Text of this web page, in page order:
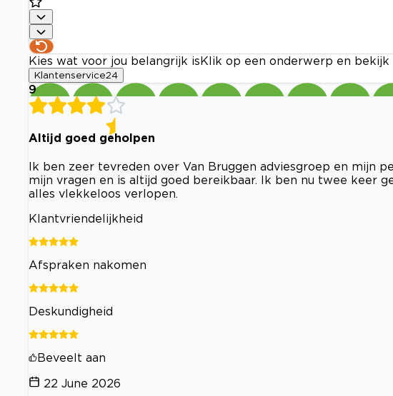
Kies wat voor jou belangrijk is Klik op een onderwerp en
Klantenservice24
9
Altijd goed geholpen
Ik ben zeer tevreden over Van Bruggen adviesgroep en mijn
mijn vragen en is altijd goed bereikbaar. Ik ben nu twee keer
alles vlekkeloos verlopen.
Klantvriendelijkheid
Afspraken nakomen
Deskundigheid
Beveelt aan
22 June 2026